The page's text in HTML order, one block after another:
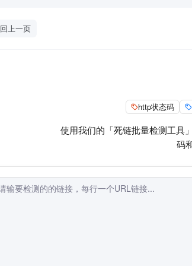
上一页
http状态码
使用我们的「死链批量检测工具
码